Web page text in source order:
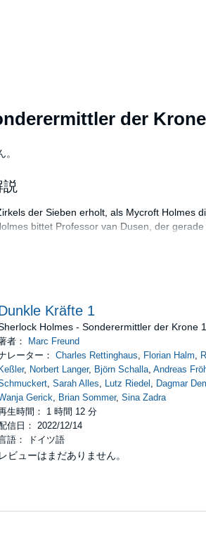
der Krone
der Sieben erholt, als Mycroft Holmes
bittet Professor van Dusen, der
überraschend Sherlock Holmes dazu. Wie
Maske ab...
Charles Rettinghaus, Florian Halm,
Lutz Riedel, Dagmar Dempe, Robert
Jean Coppong, Patrick Holtheuer, Lutz
Kräfte 1
Holmes - Sonderermittler der Krone 1
者：
Marc Freund
レーター： Charles Rettinghaus, Florian Halm,
Keßler, Norbert Langer, Björn Schalla, Andreas
, Sarah Alles, Lutz Riedel , Dagmar
Gerick, Brian Sommer, Sina Zadra
生時間： 1 時間 12 分
信日： 2022/12/14
語： ドイツ語
レビューはまだありません。